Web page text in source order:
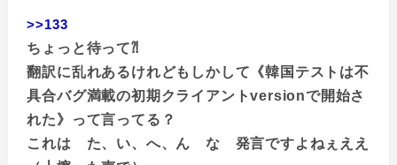
>>133
ちょっと待って⁈
翻訳に乱れあるけれどもしかして《韓国テストは不
具合バグ満載の初期クライアントversionで開始さ
れた》って言ってる？
これは た、い、へ、ん な 発言ですよねぇええ